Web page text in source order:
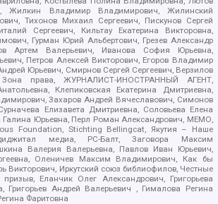
Жилкин Владимир Владимирович, Жилинский
Тихонов Михаил Сергеевич, Пискунов Сергей
Сергеевич, Кильтау Екатерина Викторовна,
Гурман Юрий Альбертович, Грезев Александр
Артем Валерьевич, Иванова София Юрьевна,
Петров Алексей Викторович, Егоров Владимир
Юрьевич, Смирнов Сергей Сергеевич, Верзилов
права, ЖУРНАЛИСТ-ИНОСТРАННЫЙ АГЕНТ,
Клепиковская Екатерина Дмитриевна,
Захаров Андрей Вячеславович, Симонов
Елизавета Дмитриевна, Соловьева Елена
Галина Юрьевна, Перл Роман Александрович, МЕМО,
Foundation, Stichting Bellingcat, Якутия – Наше
медиа, РС-Балт, Заговора Максим
Валерия Валерьевна, Павлов Иван Юрьевич,
Оленичев Максим Владимирович, Как бы
Викторович, Иркутский союз библиофилов, Честные
Еланчик Олег Александрович, Григорьева
Григорьев Андрей Валерьевич , Гималова Регина
Фаритовна